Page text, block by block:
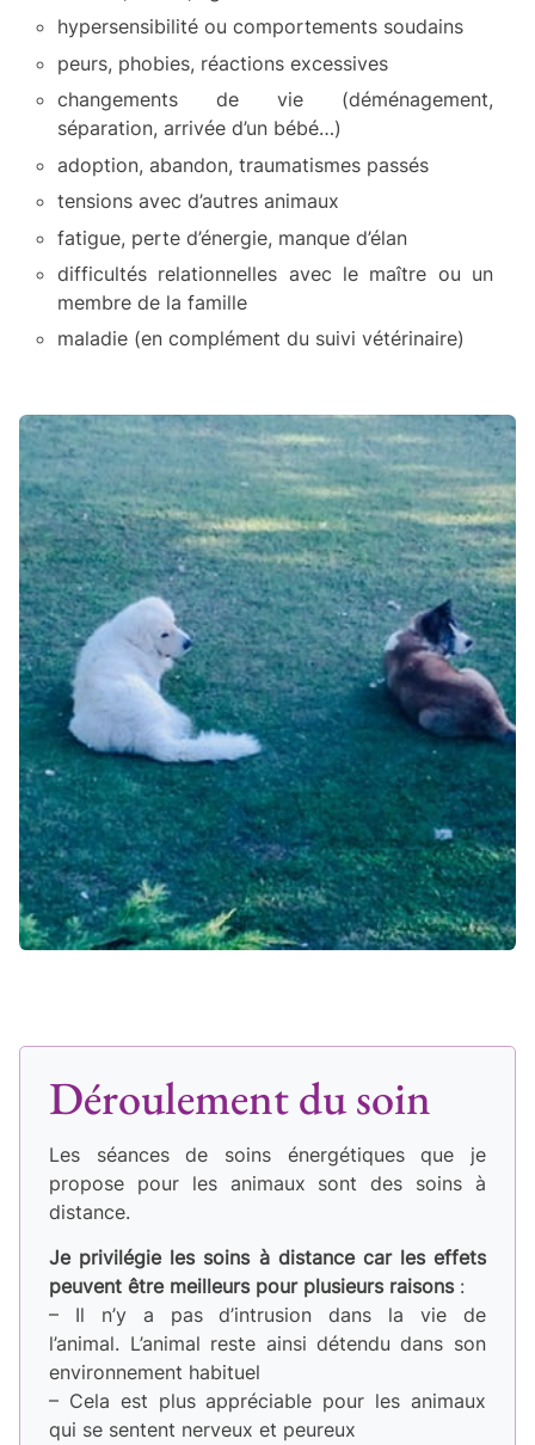
hypersensibilité ou comportements soudains
peurs, phobies, réactions excessives
changements de vie (déménagement,
séparation, arrivée d’un bébé…)
adoption, abandon, traumatismes passés
tensions avec d’autres animaux
fatigue, perte d’énergie, manque d’élan
difficultés relationnelles avec le maître ou un
membre de la famille
maladie (en complément du suivi vétérinaire)
Déroulement du soin
Les séances de soins énergétiques que je
propose pour les animaux sont des soins à
distance.
Je privilégie les soins à distance car les effets
peuvent être meilleurs pour plusieurs raisons:
– Il n’y a pas d’intrusion dans la vie de
l’animal. L’animal reste ainsi détendu dans son
environnement habituel
– Cela est plus appréciable pour les animaux
qui se sentent nerveux et peureux